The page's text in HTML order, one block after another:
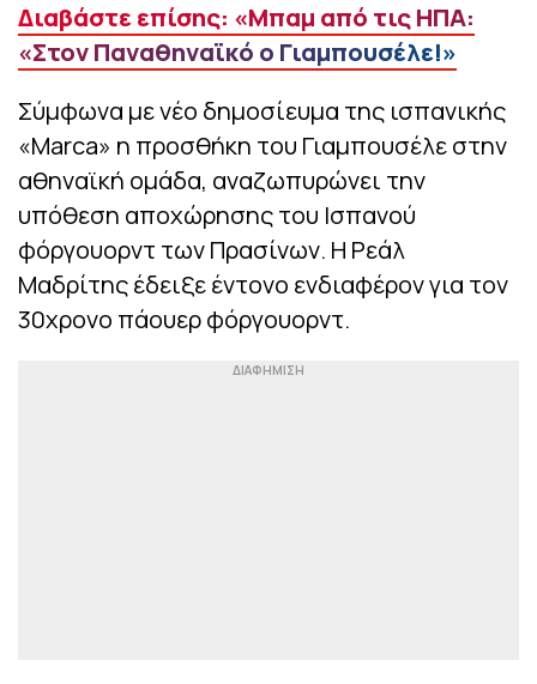
Διαβάστε επίσης: «Μπαμ από τις ΗΠΑ:
«Στον Παναθηναϊκό ο Γιαμπουσέλε!»
Σύμφωνα με νέο δημοσίευμα της ισπανικής
«Marca» η προσθήκη του Γιαμπουσέλε στην
αθηναϊκή ομάδα, αναζωπυρώνει την
υπόθεση αποχώρησης του Ισπανού
φόργουορντ των Πρασίνων. Η Ρεάλ
Μαδρίτης έδειξε έντονο ενδιαφέρον για τον
30χρονο πάουερ φόργουορντ.